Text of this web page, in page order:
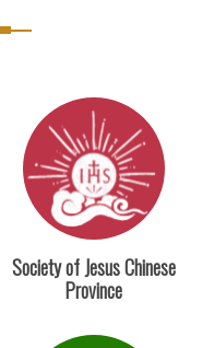
Society of Jesus Chinese
Province